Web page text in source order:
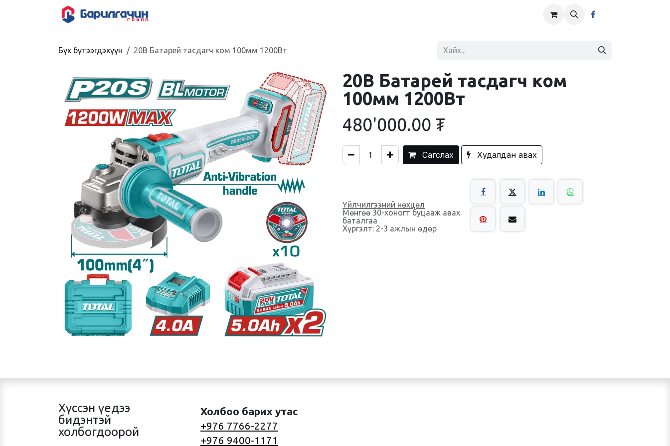
Бүх бүтээгдэхүүн 20В Батарей тасдагч ком 100мм 1200Вт
20В Батарей тасдагч ком
100мм 1200Вт
480'000.00 ₮
Сагслах Худалдан авах
Үйлчилгээний нөхцөл
Мөнгөө 30-хоногт буцааж авах
баталгаа
Хүргэлт: 2-3 ажлын өдөр
Хүссэн үедээ
бидэнтэй
холбогдоорой
Холбоо барих утас
+976 7766-2277
+976 9400-1171